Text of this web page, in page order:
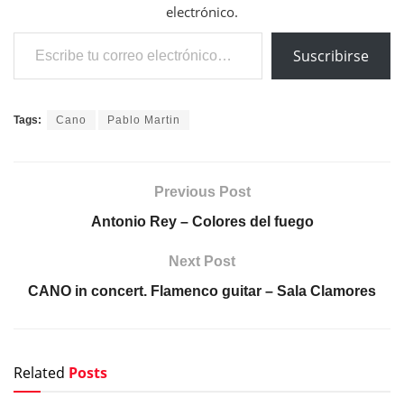
electrónico.
Escribe tu correo electrónico…
Suscribirse
Tags: Cano Pablo Martin
Previous Post
Antonio Rey – Colores del fuego
Next Post
CANO in concert. Flamenco guitar – Sala Clamores
Related Posts